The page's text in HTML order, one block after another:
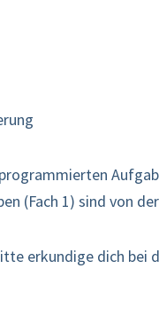
(Fach 1) sind von
erkundige dich bei